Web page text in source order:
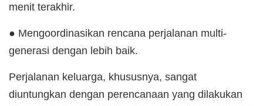
menit terakhir.
● Mengoordinasikan rencana perjalanan multi-
generasi dengan lebih baik.
Perjalanan keluarga, khususnya, sangat
diuntungkan dengan perencanaan yang dilakukan